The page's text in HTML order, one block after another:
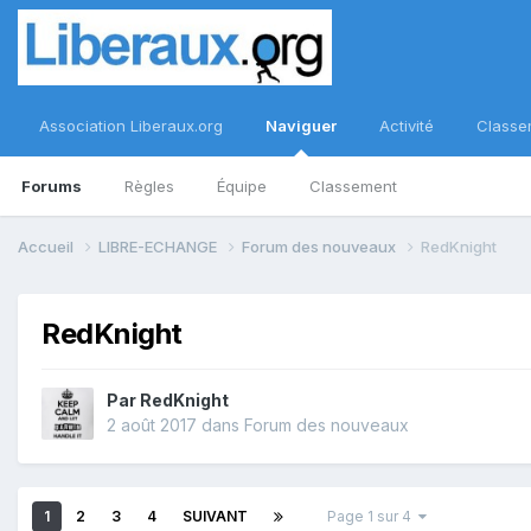
Association Liberaux.org Naviguer
Forums Règles Équipe Classement
Activité
Accueil LIBRE-ECHANGE Forum des nouveaux RedKnight
RedKnight
Par RedKnight
2 août 2017 dans Forum des nouveaux
1 2 3 4 SUIVANT Page 1 sur 4